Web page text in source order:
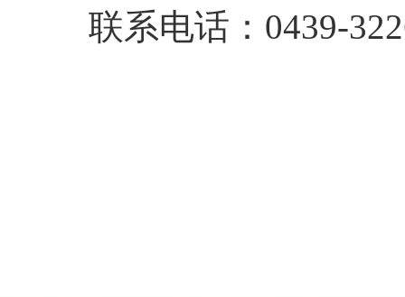
联系电话：0439-